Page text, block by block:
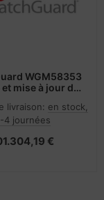
WGM58353
mise à jour de
année(s)
livraison: en stock,
4 journées
€